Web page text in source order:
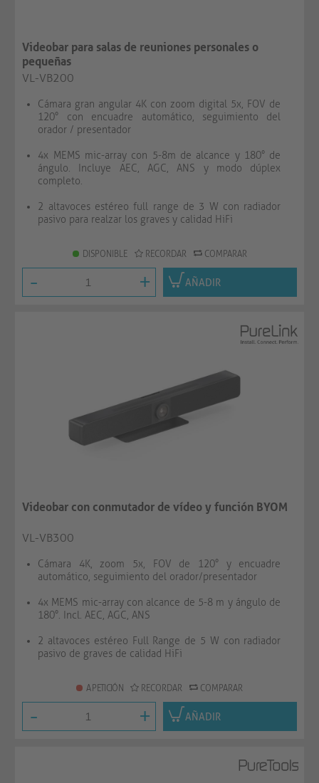
Videobar para salas de reuniones personales o
pequeñas
VL-VB200
Cámara gran angular 4K con zoom digital 5x, FOV de
120° con encuadre automático, seguimiento del
orador / presentador
4x MEMS mic-array con 5-8m de alcance y 180° de
ángulo. Incluye AEC, AGC, ANS y modo dúplex
completo.
2 altavoces estéreo full range de 3 W con radiador
pasivo para realzar los graves y calidad HiFi
DISPONIBLE RECORDAR COMPARAR
- + AÑADIR
Videobar con conmutador de vídeo y función BYOM
VL-VB300
Cámara 4K, zoom 5x, FOV de 120° y encuadre
automático, seguimiento del orador/presentador
4x MEMS mic-array con alcance de 5-8 m y ángulo de
180°. Incl. AEC, AGC, ANS
2 altavoces estéreo Full Range de 5 W con radiador
pasivo de graves de calidad HiFi
A PETICIÓN RECORDAR COMPARAR
- + AÑADIR